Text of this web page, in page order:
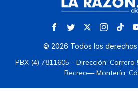
© 2026 Todos los
PBX (4) 7811605 - Dirección:
Recreo— Montería,